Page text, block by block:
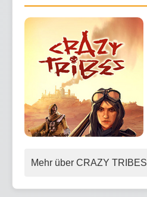
Mehr über CRAZY TRIBES